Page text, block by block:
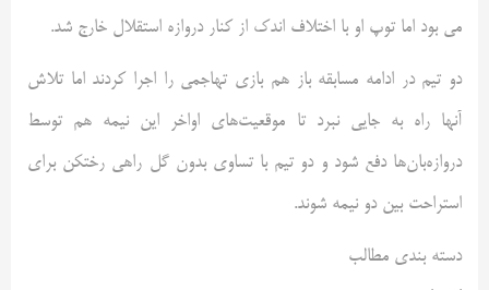
می بود اما توپ او با اختلاف اندک از کنار دروازه استقلال خارج شد.
دو تیم در ادامه مسابقه باز هم بازی تهاجمی را اجرا کردند اما تلاش
آنها راه به جایی نبرد تا موقعیت‌های اواخر این نیمه هم توسط
دروازه‌بان‌ها دفع شود و دو تیم با تساوی بدون گل راهی رختکن برای
استراحت بین دو نیمه شوند.
دسته بندی مطالب